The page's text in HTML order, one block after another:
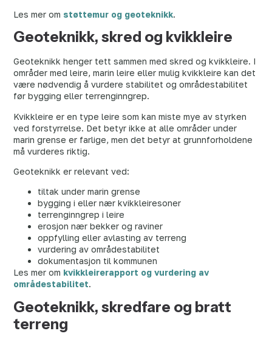
Les mer om støttemur og geoteknikk.
Geoteknikk, skred og kvikkleire
Geoteknikk henger tett sammen med skred og kvikkleire. I
områder med leire, marin leire eller mulig kvikkleire kan det
være nødvendig å vurdere stabilitet og områdestabilitet
før bygging eller terrenginngrep.
Kvikkleire er en type leire som kan miste mye av styrken
ved forstyrrelse. Det betyr ikke at alle områder under
marin grense er farlige, men det betyr at grunnforholdene
må vurderes riktig.
Geoteknikk er relevant ved:
tiltak under marin grense
bygging i eller nær kvikkleiresoner
terrenginngrep i leire
erosjon nær bekker og raviner
oppfylling eller avlasting av terreng
vurdering av områdestabilitet
dokumentasjon til kommunen
Les mer om kvikkleirerapport og vurdering av
områdestabilitet.
Geoteknikk, skredfare og bratt
terreng